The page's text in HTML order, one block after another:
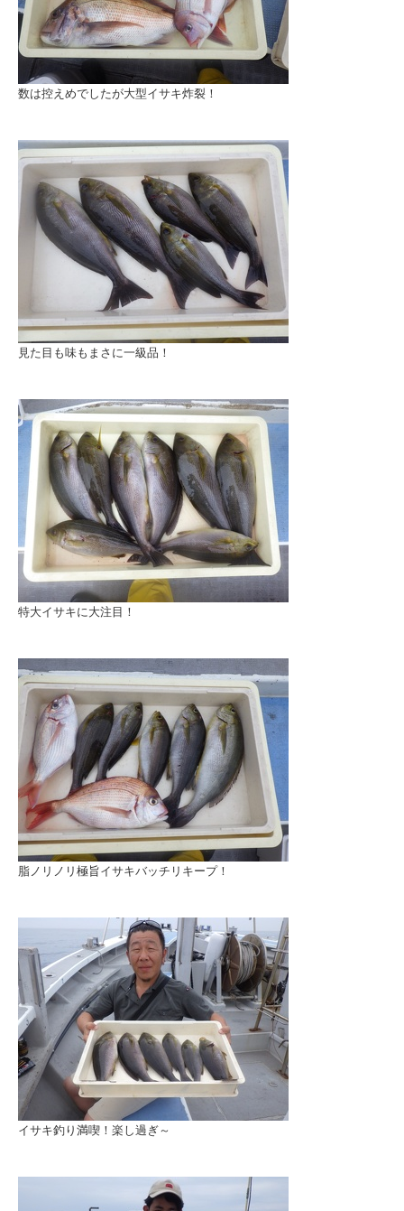
数は控えめでしたが大型イサキ炸裂！
見た目も味もまさに一級品！
特大イサキに大注目！
脂ノリノリ極旨イサキバッチリキープ！
イサキ釣り満喫！楽し過ぎ～